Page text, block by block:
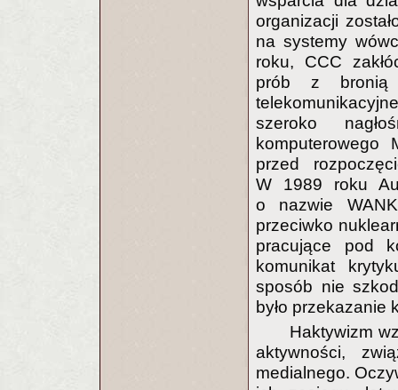
organizacji
na systemy
roku, CCC
prób z bronią
szeroko
komputerowego
przed
W 1989 roku
o nazwie
przeciwko
pracujące pod
komunikat
sposób nie
było przekazanie
Haktywizm
aktywności,
medialnego.